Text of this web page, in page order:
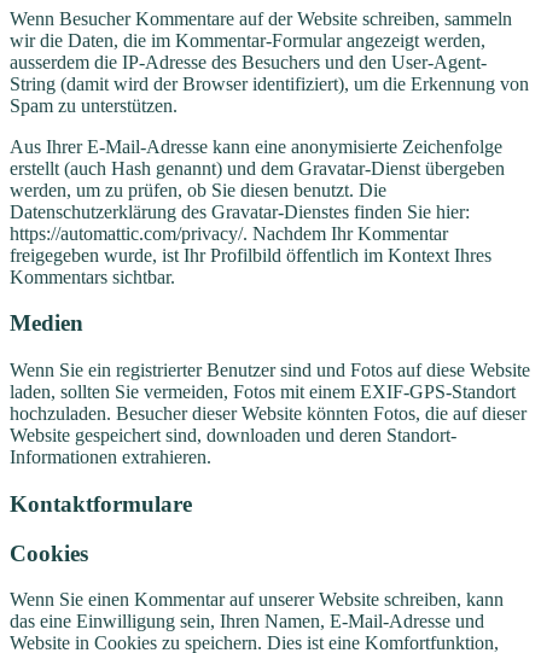
Wenn Besucher Kommentare auf der Website schreiben, sammeln
wir die Daten, die im Kommentar-Formular angezeigt werden,
ausserdem die IP-Adresse des Besuchers und den User-Agent-
String (damit wird der Browser identifiziert), um die Erkennung von
Spam zu unterstützen.
Aus Ihrer E-Mail-Adresse kann eine anonymisierte Zeichenfolge
erstellt (auch Hash genannt) und dem Gravatar-Dienst übergeben
werden, um zu prüfen, ob Sie diesen benutzt. Die
Datenschutzerklärung des Gravatar-Dienstes finden Sie hier:
https://automattic.com/privacy/. Nachdem Ihr Kommentar
freigegeben wurde, ist Ihr Profilbild öffentlich im Kontext Ihres
Kommentars sichtbar.
Medien
Wenn Sie ein registrierter Benutzer sind und Fotos auf diese Website
laden, sollten Sie vermeiden, Fotos mit einem EXIF-GPS-Standort
hochzuladen. Besucher dieser Website könnten Fotos, die auf dieser
Website gespeichert sind, downloaden und deren Standort-
Informationen extrahieren.
Kontaktformulare
Cookies
Wenn Sie einen Kommentar auf unserer Website schreiben, kann
das eine Einwilligung sein, Ihren Namen, E-Mail-Adresse und
Website in Cookies zu speichern. Dies ist eine Komfortfunktion,